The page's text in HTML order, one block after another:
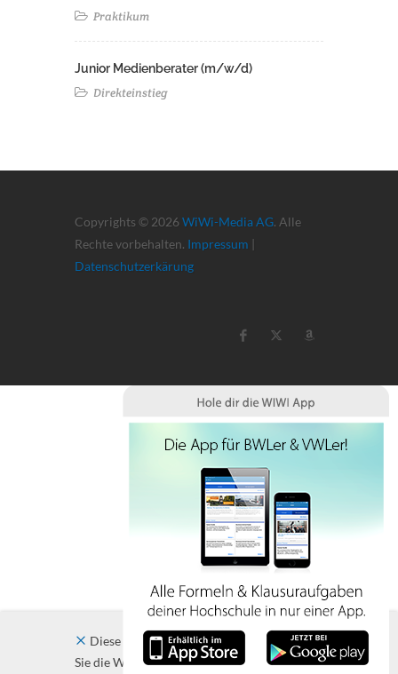
Praktikum
Junior Medienberater (m/w/d)
Direkteinstieg
Copyrights © 2026 WiWi-Media AG. Alle
Rechte vorbehalten. Impressum |
Datenschutzerkärung
Diese Website verwendet Cookies. Indem
Sie die Website und ihre Angebote nutzen